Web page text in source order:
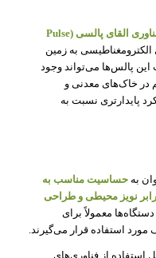
فناوری القای پالسی (Pulse
به زمین
پالس‌ها می‌تواند وجود
در خاک‌های معدنی و
پایدارتری نسبت به
به حساسیت مناسب به
نویز محیطی و طراحی
معمولاً برای
استفاده قرار می‌گیرند.
استفاده از فناوری‌های